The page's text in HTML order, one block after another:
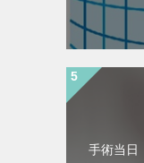
手術当